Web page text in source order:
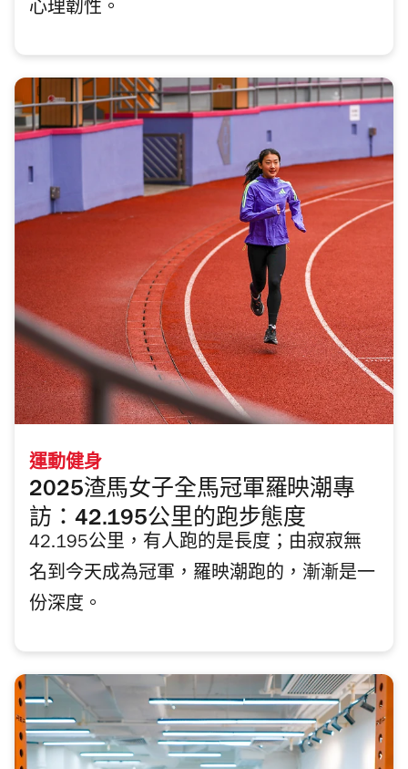
心理韌性。
運動健身
2025渣馬女子全馬冠軍羅映潮專
訪：42.195公里的跑步態度
42.195公里，有人跑的是長度；由寂寂無
名到今天成為冠軍，羅映潮跑的，漸漸是一
份深度。